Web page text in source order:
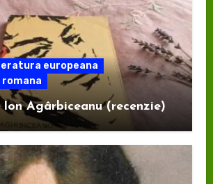
europeana
Ion Agârbiceanu (recenzie)